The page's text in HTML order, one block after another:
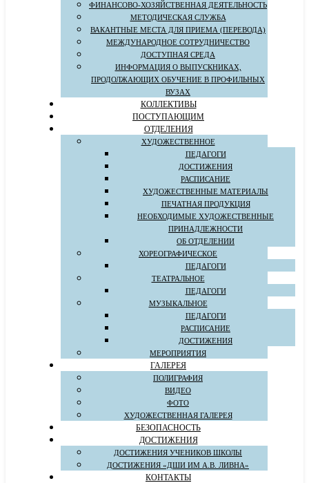
ФИНАНСОВО-ХОЗЯЙСТВЕННАЯ ДЕЯТЕЛЬНОСТЬ
МЕТОДИЧЕСКАЯ СЛУЖБА
ВАКАНТНЫЕ МЕСТА ДЛЯ ПРИЕМА (ПЕРЕВОДА)
МЕЖДУНАРОДНОЕ СОТРУДНИЧЕСТВО
ДОСТУПНАЯ СРЕДА
ИНФОРМАЦИЯ О ВЫПУСКНИКАХ,
ПРОДОЛЖАЮЩИХ ОБУЧЕНИЕ В ПРОФИЛЬНЫХ
ВУЗАХ
КОЛЛЕКТИВЫ
ПОСТУПАЮЩИМ
ОТДЕЛЕНИЯ
ХУДОЖЕСТВЕННОЕ
ПЕДАГОГИ
ДОСТИЖЕНИЯ
РАСПИСАНИЕ
ХУДОЖЕСТВЕННЫЕ МАТЕРИАЛЫ
ПЕЧАТНАЯ ПРОДУКЦИЯ
НЕОБХОДИМЫЕ ХУДОЖЕСТВЕННЫЕ
ПРИНАДЛЕЖНОСТИ
ОБ ОТДЕЛЕНИИ
ХОРЕОГРАФИЧЕСКОЕ
ПЕДАГОГИ
ТЕАТРАЛЬНОЕ
ПЕДАГОГИ
МУЗЫКАЛЬНОЕ
ПЕДАГОГИ
РАСПИСАНИЕ
ДОСТИЖЕНИЯ
МЕРОПРИЯТИЯ
ГАЛЕРЕЯ
ПОЛИГРАФИЯ
ВИДЕО
ФОТО
ХУДОЖЕСТВЕННАЯ ГАЛЕРЕЯ
БЕЗОПАСНОСТЬ
ДОСТИЖЕНИЯ
ДОСТИЖЕНИЯ УЧЕНИКОВ ШКОЛЫ
ДОСТИЖЕНИЯ «ДШИ ИМ А.В. ЛИВНА»
КОНТАКТЫ